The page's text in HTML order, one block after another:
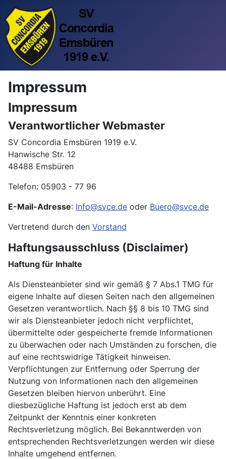
Impressum
Impressum
Verantwortlicher Webmaster
SV Concordia Emsbüren 1919 e.V.
Hanwische Str. 12
48488 Emsbüren
Telefon: 05903 - 77 96
E-Mail-Adresse: Info@svce.de oder Buero@svce.de
Vertretend durch den Vorstand
Haftungsausschluss (Disclaimer)
Haftung für Inhalte
Als Diensteanbieter sind wir gemäß § 7 Abs.1 TMG für
eigene Inhalte auf diesen Seiten nach den allgemeinen
Gesetzen verantwortlich. Nach §§ 8 bis 10 TMG sind
wir als Diensteanbieter jedoch nicht verpflichtet,
übermittelte oder gespeicherte fremde Informationen
zu überwachen oder nach Umständen zu forschen, die
auf eine rechtswidrige Tätigkeit hinweisen.
Verpflichtungen zur Entfernung oder Sperrung der
Nutzung von Informationen nach den allgemeinen
Gesetzen bleiben hiervon unberührt. Eine
diesbezügliche Haftung ist jedoch erst ab dem
Zeitpunkt der Kenntnis einer konkreten
Rechtsverletzung möglich. Bei Bekanntwerden von
entsprechenden Rechtsverletzungen werden wir diese
Inhalte umgehend entfernen.